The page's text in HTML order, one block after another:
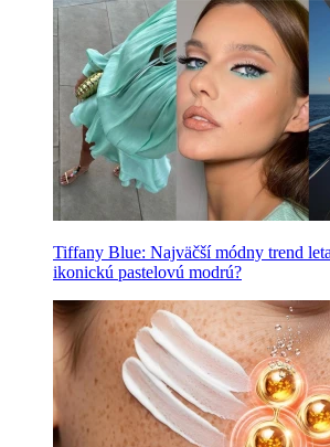
Tiffany Blue: Najväčší módny trend
ikonickú pastelovú modrú?